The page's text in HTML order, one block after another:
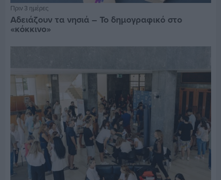
Πριν 3 ημέρες
Αδειάζουν τα νησιά – Το δημογραφικό στο
«κόκκινο»